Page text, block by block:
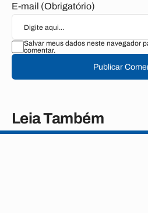
E-mail (Obrigatório)
Salvar meus dados neste navegador
comentar.
Publicar
Leia Também